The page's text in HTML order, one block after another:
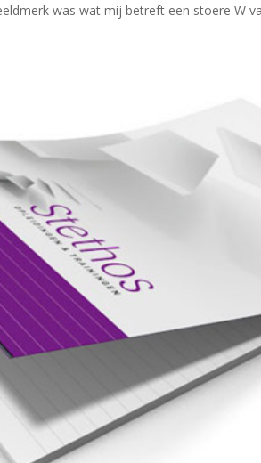
was wat mij betreft een stoere W